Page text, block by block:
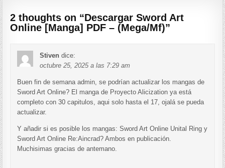
2 thoughts on “Descargar Sword Art
Online [Manga] PDF – (Mega/Mf)”
Stiven dice:
octubre 25, 2025 a las 7:29 am
Buen fin de semana admin, se podrían actualizar los mangas de
Sword Art Online? El manga de Proyecto Alicization ya está
completo con 30 capitulos, aqui solo hasta el 17, ojalá se pueda
actualizar.
Y añadir si es posible los mangas: Sword Art Online Unital Ring y
Sword Art Online Re:Aincrad? Ambos en publicación.
Muchisimas gracias de antemano.